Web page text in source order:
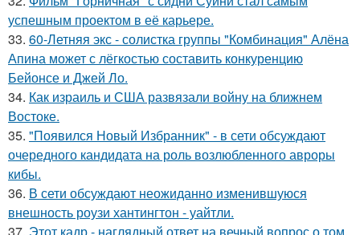
успешным проектом в её карьере.
33. 60-Летняя экс - солистка группы "Комбинация" Алёна
Апина может с лёгкостью составить конкуренцию
Бейонсе и Джей Ло.
34. Как израиль и США развязали войну на ближнем
Востоке.
35. "Появился Новый Избранник" - в сети обсуждают
очередного кандидата на роль возлюбленного авроры
кибы.
36. В сети обсуждают неожиданно изменившуюся
внешность роузи хантингтон - уайтли.
37. Этот кадр - наглядный ответ на вечный вопрос о том,